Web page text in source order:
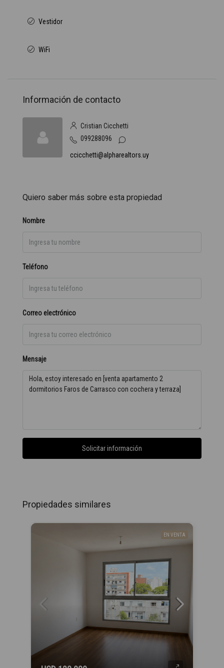
Vestidor
WiFi
Información de contacto
Cristian Cicchetti
099288096
ccicchetti@alpharealtors.uy
Quiero saber más sobre esta propiedad
Nombre
Teléfono
Correo electrónico
Mensaje
Solicitar información
Propiedades similares
EN VENTA